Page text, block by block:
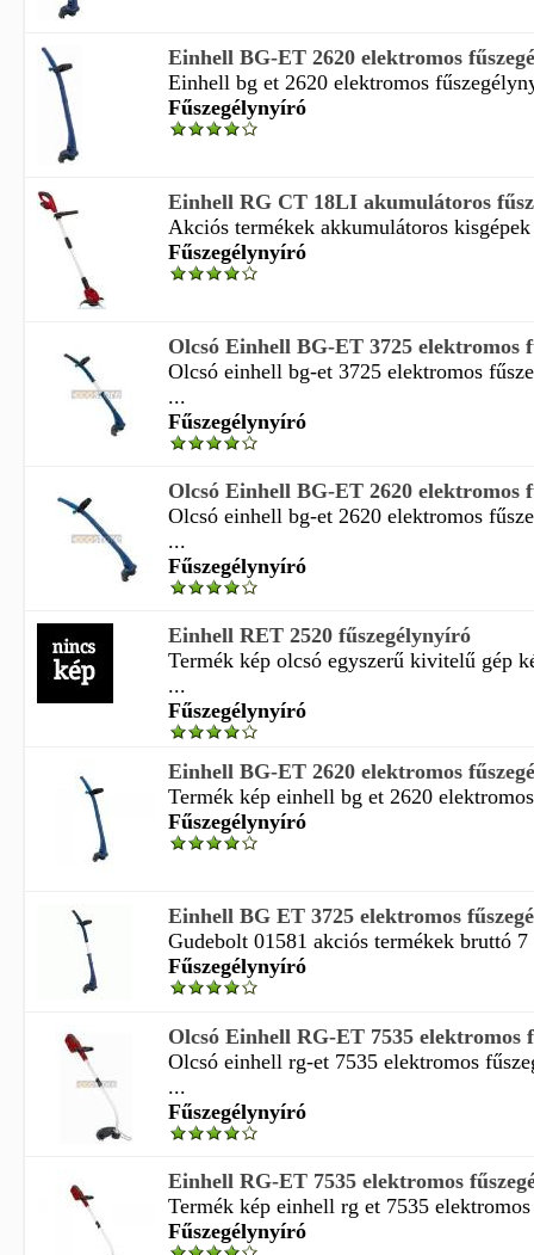
Einhell BG-ET 2620 elektromos
Einhell bg et 2620 elektromos
Fűszegélynyíró
Einhell RG CT 18LI akumulátoros
Akciós termékek akkumulátoros
Fűszegélynyíró
Olcsó Einhell BG-ET 3725 elektromos
Olcsó einhell bg-et 3725 elektromos
...
Fűszegélynyíró
Olcsó Einhell BG-ET 2620 elektromos
Olcsó einhell bg-et 2620 elektromos
...
Fűszegélynyíró
Einhell RET 2520 fűszegélynyíró
Termék kép olcsó egyszerű kivitelű gép
...
Fűszegélynyíró
Einhell BG-ET 2620 elektromos
Termék kép einhell bg et 2620
Fűszegélynyíró
Einhell BG ET 3725 elektromos
Gudebolt 01581 akciós termékek bruttó
Fűszegélynyíró
Olcsó Einhell RG-ET 7535 elektromos
Olcsó einhell rg-et 7535 elektromos
...
Fűszegélynyíró
Einhell RG-ET 7535 elektromos
Termék kép einhell rg et 7535
Fűszegélynyíró